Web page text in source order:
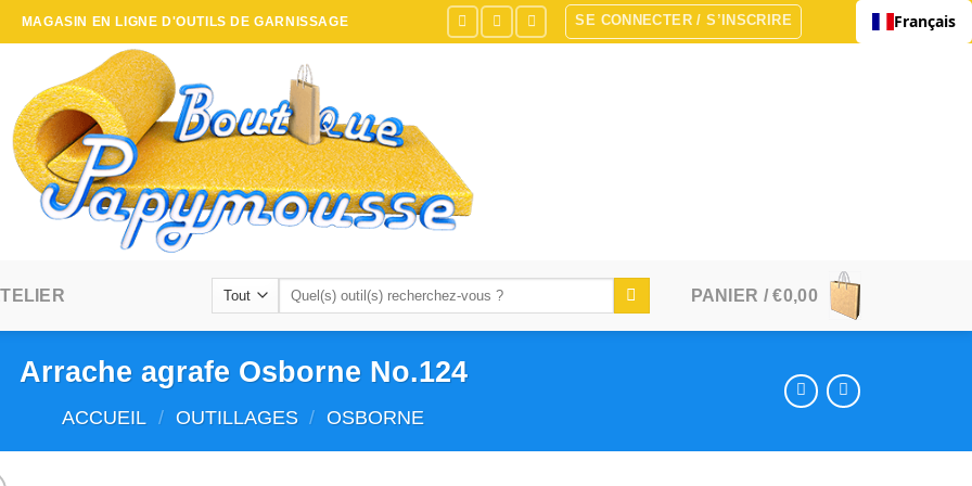
MAGASIN EN LIGNE D'OUTILS DE GARNISSAGE SE CONNECTER / S’INSCRIRE Français
Recherche
pour :
PANIER /€0,00
Arrache agrafe Osborne No.124
ACCUEIL / OUTILLAGES / OSBORNE